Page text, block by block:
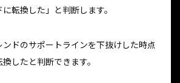
転換した」と判断します。
ドのサポートラインを下抜けした時点
したと判断できます。